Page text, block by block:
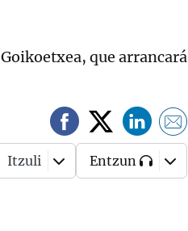
que arrancará
Itzuli Entzun